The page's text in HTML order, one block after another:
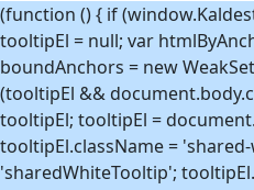
(function () { if
tooltipEl = null; var
boundAnchors = new
(tooltipEl &&
tooltipEl; tooltipEl =
tooltipEl.className =
'sharedWhiteTooltip';